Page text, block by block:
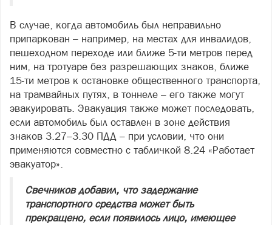
В случае, когда автомобиль был неправильно
припаркован – например, на местах для инвалидов,
пешеходном переходе или ближе 5-ти метров перед
ним, на тротуаре без разрешающих знаков, ближе
15-ти метров к остановке общественного транспорта,
на трамвайных путях, в тоннеле – его также могут
эвакуировать. Эвакуация также может последовать,
если автомобиль был оставлен в зоне действия
знаков 3.27–3.30 ПДД – при условии, что они
применяются совместно с табличкой 8.24 «Работает
эвакуатор».
Свечников добавил, что задержание
транспортного средства может быть
прекращено, если появилось лицо, имеющее